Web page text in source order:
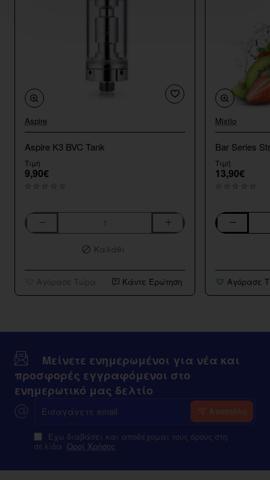
Aspire
Aspire K3 BVC Tank
Τιμή
9,90€
Aspire
Καλάθι
Αγόρασε Τώρα Κάντε Ερώτηση
Mixtio
Bar Series
Τιμή
13,90€
Bar
10ml/120ml
Αγόρασε
Μείνετε ενημερωμένοι για νέα και
προσφορές εγγραφόμενοι στο
ενημερωτικό μας δελτίο
email
Αποστόλη
Έχω διαβάσει και αποδέχομαι τους όρους στη
σελίδα Οροί Χρήσης